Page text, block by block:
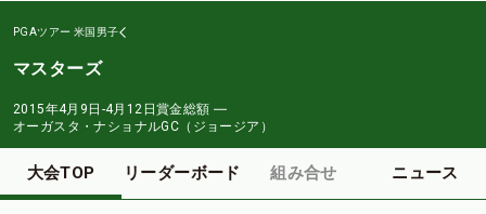
PGAツアー 米国男子
マスターズ
2015年4月9日-4月12日賞金総額 ―
オーガスタ・ナショナルGC（ジョージア）
大会TOP リーダーボード 組み合せ ニュース